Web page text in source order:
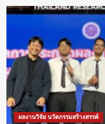
ผลงานวิจัย นวัตกรรมสร้างสรรค์